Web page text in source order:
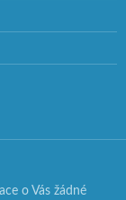
o Vás žádné